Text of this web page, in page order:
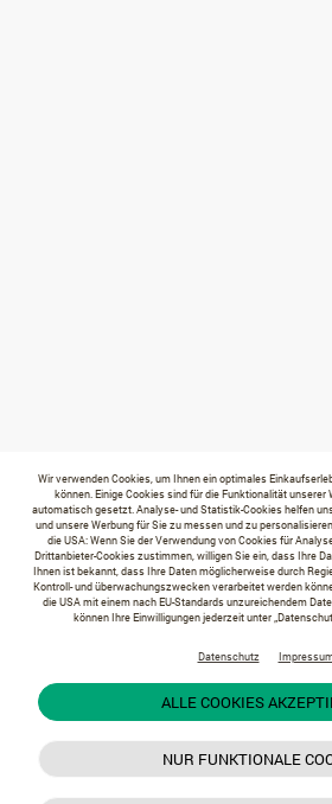
Wir verwenden Cookies, um Ihnen ein optimales
können. Einige Cookies sind für die Funktionalität unserer
automatisch gesetzt. Analyse- und Statistik-Cookies helfen
und unsere Werbung für Sie zu messen und zu
die USA: Wenn Sie der Verwendung von Cookies für
Drittanbieter-Cookies zustimmen, willigen Sie ein, dass Ihre
Ihnen ist bekannt, dass Ihre Daten möglicherweise durch
Kontroll- und überwachungszwecken verarbeitet werden
die USA mit einem nach EU-Standards unzureichendem
können Ihre Einwilligungen jederzeit unter
Datenschutz
ALLE COOKIES
NUR FUNKTIONALE